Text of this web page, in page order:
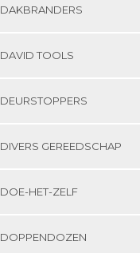
DAKBRANDERS
DAVID TOOLS
DEURSTOPPERS
DIVERS GEREEDSCHAP
DOE-HET-ZELF
DOPPENDOZEN